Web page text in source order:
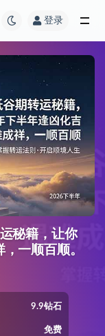
登录
秘籍，让你
一顺百顺。
9.9钻石
免费